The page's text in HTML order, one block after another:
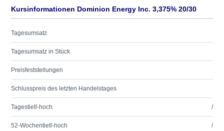
Kursinformationen Dominion Energy Inc. 3,375% 20/30
Tagesumsatz
Tagesumsatz in Stück
Preisfeststellungen
Schlusspreis des letzten Handelstages
Tagestief/-hoch /
52-Wochentief/-hoch /